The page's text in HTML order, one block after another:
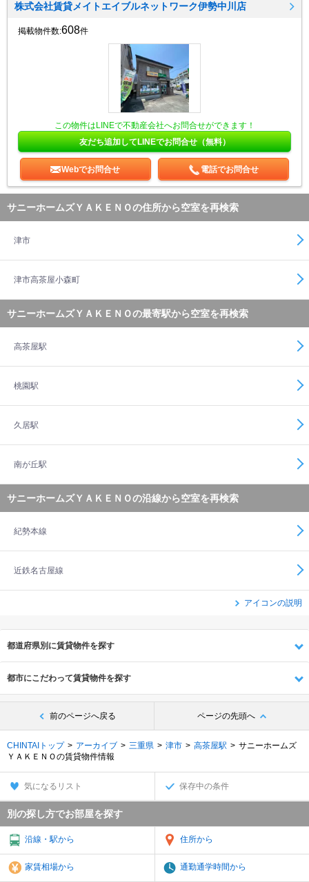
株式会社賃貸メイトエイブルネットワーク伊勢中川店
掲載物件数:608件
この物件はLINEで不動産会社へお問合せができます！
友だち追加してLINEでお問合せ（無料）
Webでお問合せ 電話でお問合せ
サニーホームズＹＡＫＥＮＯの住所から空室を再検索
津市
津市高茶屋小森町
サニーホームズＹＡＫＥＮＯの最寄駅から空室を再検索
高茶屋駅
桃園駅
久居駅
南が丘駅
サニーホームズＹＡＫＥＮＯの沿線から空室を再検索
紀勢本線
近鉄名古屋線
アイコンの説明
都道府県別に賃貸物件を探す
都市にこだわって賃貸物件を探す
前のページへ戻る ページの先頭へ
CHINTAIトップ アーカイブ 三重県 津市 高茶屋駅
サニーホームズ
ＹＡＫＥＮＯの賃貸物件情報
気になるリスト 保存中の条件
別の探し方でお部屋を探す
沿線・駅から 住所から
家賃相場から 通勤通学時間から